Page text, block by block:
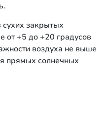
сухих закрытых
от +5 до +20 градусов
воздуха не выше
прямых солнечных